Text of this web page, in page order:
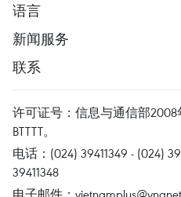
语言
新闻服务
联系
许可证号：信息与通信部2008
BTTTT。
电话：(024) 39411349 - (024)
39411348
电子邮件：